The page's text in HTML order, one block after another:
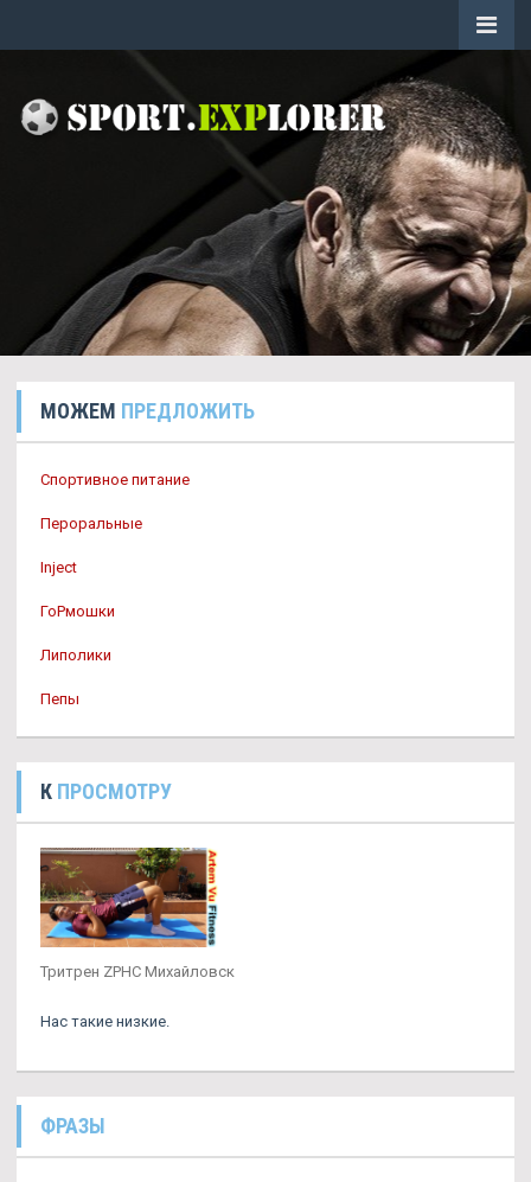
МОЖЕМ ПРЕДЛОЖИТЬ
Спортивное питание
Пероральные
Inject
ГоРмошки
Липолики
Пепы
К ПРОСМОТРУ
Тритрен ZPHC Михайловск
Нас такие низкие.
ФРАЗЫ